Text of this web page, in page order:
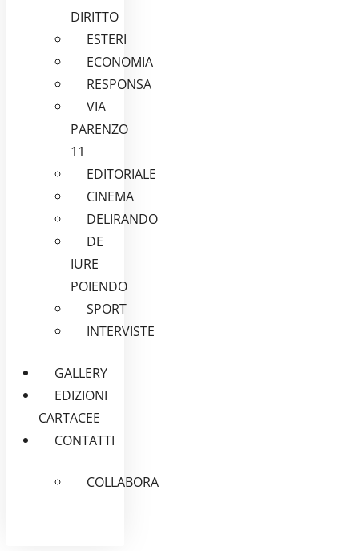
DIRITTO
ESTERI
ECONOMIA
RESPONSA
VIA
PARENZO
11
EDITORIALE
CINEMA
DELIRANDO
DE
IURE
POIENDO
SPORT
INTERVISTE
GALLERY
EDIZIONI
CARTACEE
CONTATTI
COLLABORA